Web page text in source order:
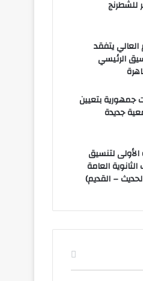
العالي يتفقد
الرئيسي
جمهورية بتعيين
جديدة
الأولى لتنسيق
العامة
– القديم)